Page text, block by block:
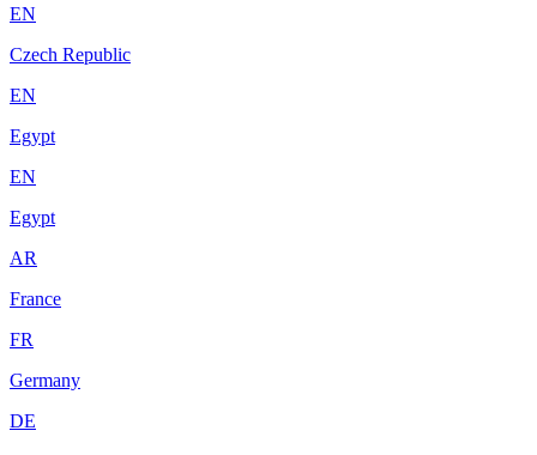
EN
Czech Republic
EN
Egypt
EN
Egypt
AR
France
FR
Germany
DE